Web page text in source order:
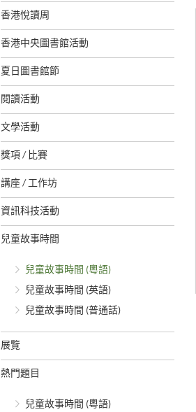
香港悅讀周
香港中央圖書館活動
夏日圖書館節
閱讀活動
文學活動
獎項 / 比賽
講座 / 工作坊
資訊科技活動
兒童故事時間
兒童故事時間 (粵語)
兒童故事時間 (英語)
兒童故事時間 (普通話)
展覽
熱門題目
兒童故事時間 (粵語)